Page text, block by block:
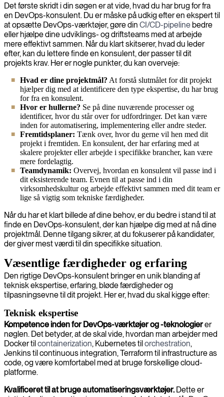
Det første skridt i din søgen er at vide, hvad du har brug for fra
en DevOps-konsulent. Du er måske på udkig efter en ekspert til
at opsætte DevOps-værktøjer, gøre din CI/CD-pipeline bedre
eller hjælpe dine udviklings- og driftsteams med at arbejde
mere effektivt sammen. Når du klart skitserer, hvad du leder
efter, kan du lettere finde en konsulent, der passer til dit
projekts krav. Her er nogle punkter, du kan overveje:
Hvad er dine projektmål? At forstå slutmålet for dit projekt
hjælper dig med at identificere den type ekspertise, du har brug
for fra en konsulent.
Hvor er hullerne? Se på dine nuværende processer og
identificer, hvor du står over for udfordringer. Det kan være
inden for automatisering, implementering eller andre steder.
Fremtidsplaner: Tænk over, hvor du gerne vil hen med dit
projekt i fremtiden. En konsulent, der har erfaring med at
skalere projekter eller arbejde i specifikke brancher, kan være
mere fordelagtig.
Teamdynamik: Overvej, hvordan en konsulent vil passe ind i
dit eksisterende team. Evnen til at passe ind i din
virksomhedskultur og arbejde effektivt sammen med dit team er
lige så vigtig som tekniske færdigheder.
Når du har et klart billede af dine behov, er du bedre i stand til at
finde en DevOps-konsulent, der kan hjælpe dig med at nå dine
projektmål. Denne tilgang sikrer, at du fokuserer på kandidater,
der giver mest værdi til din specifikke situation.
Væsentlige færdigheder og erfaring
Den rigtige DevOps-konsulent bringer en unik blanding af
teknisk ekspertise, erfaring, bløde færdigheder og
tilpasningsevne til dit projekt. Her er, hvad du skal kigge efter:
Teknisk ekspertise
Kompetence inden for DevOps-værktøjer og -teknologierer
nøglen. Det betyder, at de skal vide, hvordan man arbejder med
Docker tilcontainerization, Kubernetes tilorchestration,
Jenkins til continuous integration, Terraform til infrastructure as
code, og være komfortabel med at bruge forskellige cloud-
platforme.
Kvalificeret til at bruge automatiseringsværktøjer.Dette er